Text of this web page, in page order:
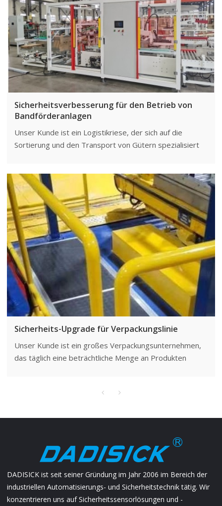
Sicherheitsverbesserung für den Betrieb von
Bandförderanlagen
Unser Kunde ist ein Logistikriese, der sich auf die
Sortierung und den Transport von Gütern spezialisiert
werden. Mit der Expansion seines Geschäfts legte er
den Schwerpunkt auf die Sicherheit seiner
Betriebsabläufe, insbesondere im Umgang mit
automatisierten Bandfördersystemen.
Sicherheits-Upgrade für Verpackungslinie
Unser Kunde ist ein großes Verpackungsunternehmen,
das täglich eine beträchtliche Menge an Produkten
bei der Steigerung der Produktionseffizienz
mehr Wert auf die Sicherheit der Mitarbeiter legen
DADISICK ist seit seiner Gründung im Jahr 2006 im Bereich der
industriellen Automatisierungs- und Sicherheitstechnik tätig. Wir
konzentrieren uns auf Sicherheitssensorlösungen und -